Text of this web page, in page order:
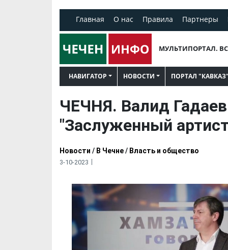
Главная О нас Правила Партнеры
МУЛЬТИПОРТАЛ.
НАВИГАТОР НОВОСТИ ПОРТАЛ "КАВКАЗ"
ЧЕЧНЯ. Валид
"Заслуженный
Новости / В Чечне/ Власть и общество
3-10-2023